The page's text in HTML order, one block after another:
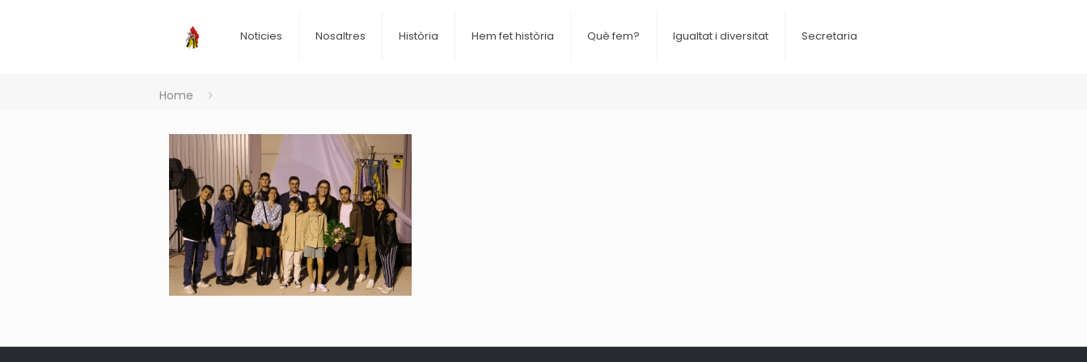
Noticies Nosaltres Història Hem fet història Què fem? Igualtat i diversitat Secretaria
Home